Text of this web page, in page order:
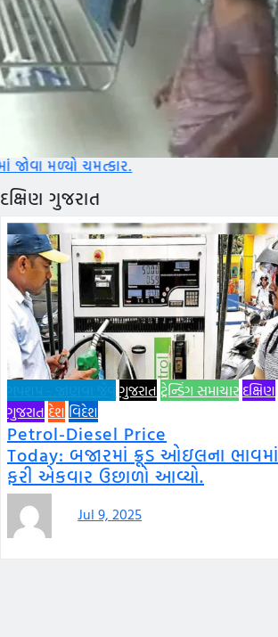
દક્ષિણ ગુજરાત
ગુજરાત ટ્રેન્ડિંગ સમાચાર દક્ષિણ
ગુજરાત દેશ વિદેશ
Petrol-Diesel Price
Today: બજારમાં ક્રૂડ ઓઇલના ભાવમાં
ફરી એકવાર ઉછાળો આવ્યો.
Jul 9, 2025